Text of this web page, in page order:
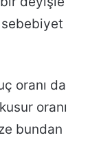
oranı da
oranı
bundan